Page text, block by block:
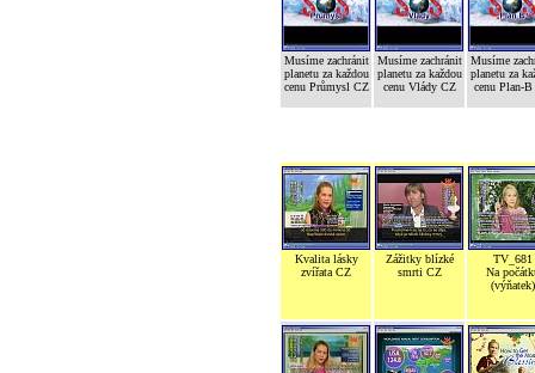
Musíme zachránit
planetu za každou
cenu Průmysl CZ
Musíme zachránit
planetu za každou
cenu Vlády CZ
Musíme
planetu za
cenu Plan-
Kvalita lásky
zvířata CZ
Zážitky blízké
smrti CZ
TV_681
Na
(výňatek)